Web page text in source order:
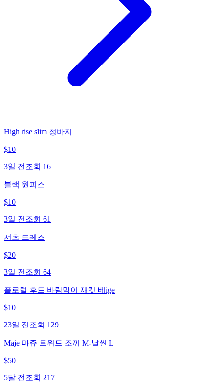
High rise slim 청바지
$10
3일 전 조회 16
블랙 원피스
$10
3일 전 조회 61
셔츠 드레스
$20
3일 전 조회 64
플로럴 후드 바람막이 재킷 베ige
$10
23일 전 조회 129
Maje 마쥬 트위드 조끼 M-날씬 L
$50
5달 전 조회 217